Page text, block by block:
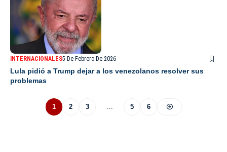
INTERNACIONALES5 De Febrero De 2026
Lula pidió a Trump dejar a los venezolanos resolver sus
problemas
1 2 3 … 5 6